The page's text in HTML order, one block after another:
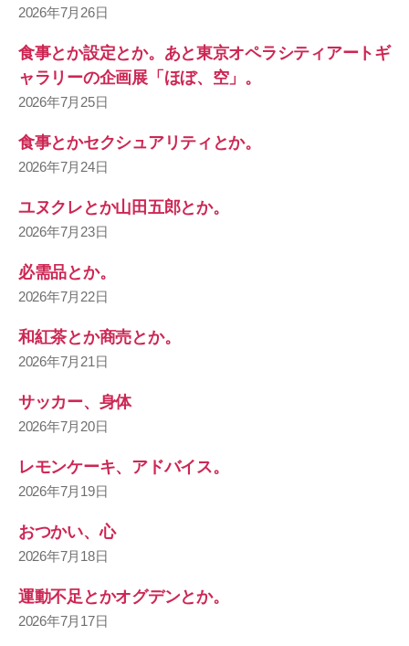
2026年7月26日
食事とか設定とか。あと東京オペラシティアートギ
ャラリーの企画展「ほぼ、空」。
2026年7月25日
食事とかセクシュアリティとか。
2026年7月24日
ユヌクレとか山田五郎とか。
2026年7月23日
必需品とか。
2026年7月22日
和紅茶とか商売とか。
2026年7月21日
サッカー、身体
2026年7月20日
レモンケーキ、アドバイス。
2026年7月19日
おつかい、心
2026年7月18日
運動不足とかオグデンとか。
2026年7月17日